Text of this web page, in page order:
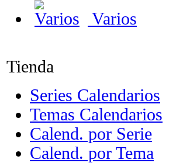
Varios
Tienda
Series Calendarios
Temas Calendarios
Calend. por Serie
Calend. por Tema